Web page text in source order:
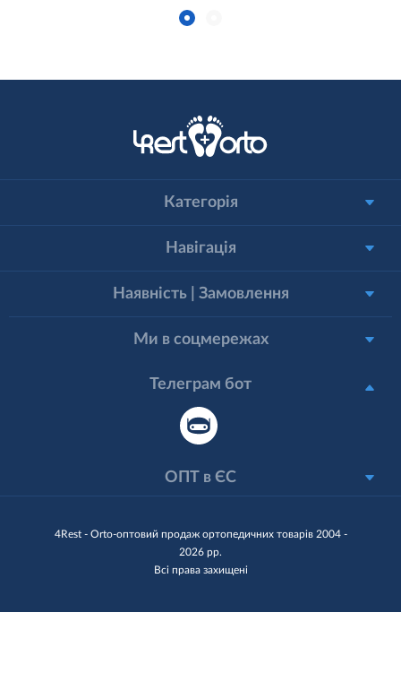
4Rest - Orto-оптовий продаж ортопедичних товарів 2004 -
2026 рр.
Всі права захищені
Категорія
Навігація
Наявність | Замовлення
Ми в соцмережах
Телеграм бот
ОПТ в ЄС